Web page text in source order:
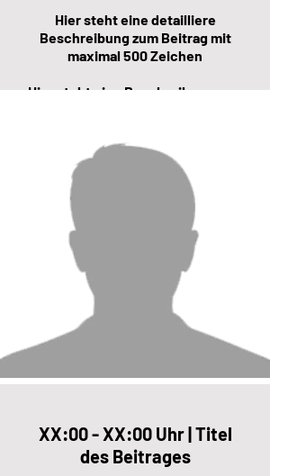
Hier steht eine detailliere
Beschreibung zum Beitrag mit
maximal 500 Zeichen
Hier steht eine Beschreibung zum
XX:00 - XX:00 Uhr | Titel
des Beitrages